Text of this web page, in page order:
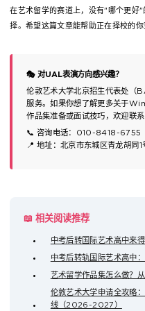
在艺术留学的赛道上，没有"哪个更好
择。希望这篇文章能帮助正在择校的
🎭 对UAL表演方向感兴趣？
伦敦艺术大学北京招生代表处（
服务。如果你想了解更多关于
作品集准备或面试技巧，欢迎联系
📞 咨询电话：010-8418-6755
📍 地址：北京市东城区青龙胡同
📖 相关阅读推荐
中考后转国际艺术高中
中考后转轨国际艺术高中
艺术留学作品集怎么做？
伦敦艺术大学申请全攻略
线（2026-2027）